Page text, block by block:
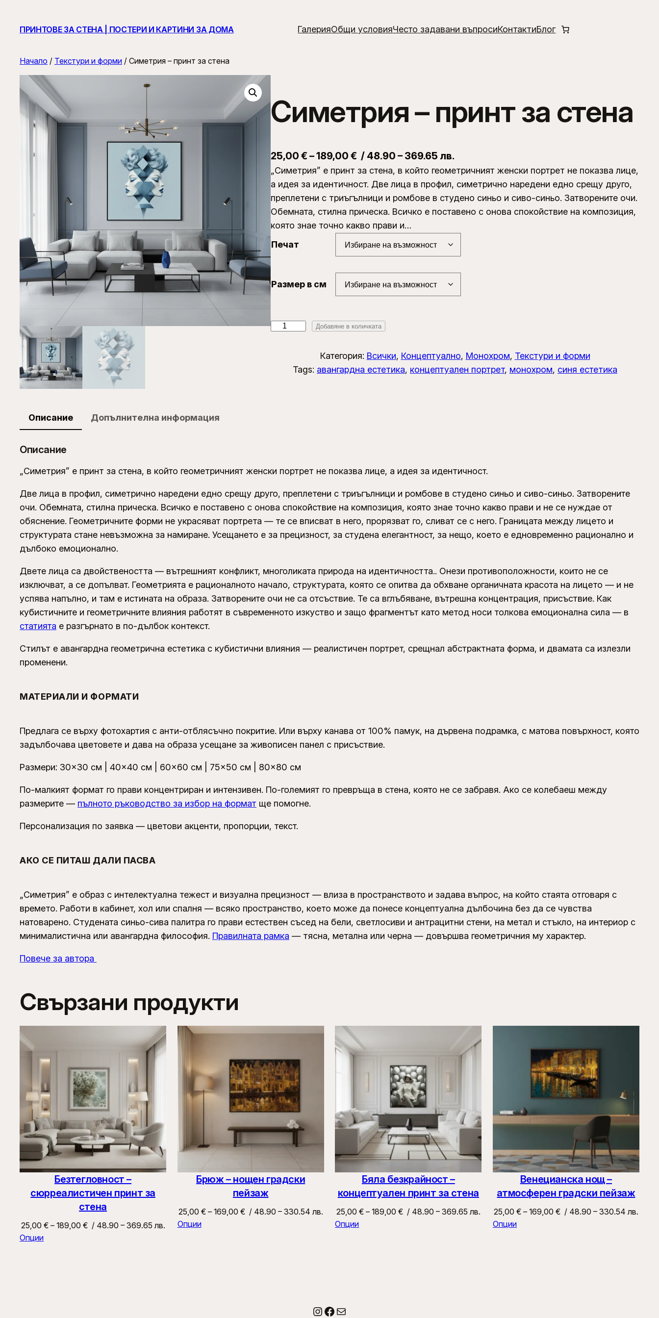
ПРИНТОВЕ ЗА СТЕНА | ПОСТЕРИ И КАРТИНИ ЗА ДОМА ГалерияОбщи условияЧесто задавани въпросиКонтактиБлог
Начало / Текстури и форми / Симетрия – принт за стена
Симетрия – принт за стена
25,00 € –189,00 € P
r
i
c
e
r
a
g
e
2
,
0
r
u
g
h
,
0
/ 48.90 – 369.65 лв.
„Симетрия” е принт за стена, в който геометричният женски портрет не показва лице,
а идея за идентичност. Две лица в профил, симетрично наредени едно срещу друго,
преплетени с триъгълници и ромбове в студено синьо и сиво-синьо. Затворените очи.
Обемната, стилна прическа. Всичко е поставено с онова спокойствие на композиция,
която знае точно какво прави и…
Печат
Размер в см
к
С
и
м
е
и
я
–
п
а
Добавяне в количката
Категория: Всички, Концептуално, Монохром, Текстури и форми
Tags: авангардна естетика, концептуален портрет, монохром, синя естетика
Описание Допълнителна информация
Описание
„Симетрия” е принт за стена, в който геометричният женски портрет не показва лице, а идея за идентичност.
Две лица в профил, симетрично наредени едно срещу друго, преплетени с триъгълници и ромбове в студено синьо и сиво-синьо. Затворените
очи. Обемната, стилна прическа. Всичко е поставено с онова спокойствие на композиция, която знае точно какво прави и не се нуждае от
обяснение. Геометричните форми не украсяват портрета — те се вписват в него, прорязват го, сливат се с него. Границата между лицето и
структурата стане невъзможна за намиране. Усещането е за прецизност, за студена елегантност, за нещо, което е едновременно рационално и
дълбоко емоционално.
Двете лица са двойствеността — вътрешният конфликт, многоликата природа на идентичността.. Онези противоположности, които не се
изключват, а се допълват. Геометрията е рационалното начало, структурата, която се опитва да обхване органичната красота на лицето — и не
успява напълно, и там е истината на образа. Затворените очи не са отсъствие. Те са вглъбяване, вътрешна концентрация, присъствие. Как
кубистичните и геометричните влияния работят в съвременното изкуство и защо фрагментът като метод носи толкова емоционална сила — в
статията е разгърнато в по-дълбок контекст.
Стилът е авангардна геометрична естетика с кубистични влияния — реалистичен портрет, срещнал абстрактната форма, и двамата са излезли
променени.
МАТЕРИАЛИ И ФОРМАТИ
Предлага се върху фотохартия с анти-отблясъчно покритие. Или върху канава от 100% памук, на дървена подрамка, с матова повърхност, която
задълбочава цветовете и дава на образа усещане за живописен панел с присъствие.
Размери: 30×30 см | 40×40 см | 60×60 см | 75×50 см | 80×80 см
По-малкият формат го прави концентриран и интензивен. По-големият го превръща в стена, която не се забравя. Ако се колебаеш между
размерите — пълното ръководство за избор на формат ще помогне.
Персонализация по заявка — цветови акценти, пропорции, текст.
АКО СЕ ПИТАШ ДАЛИ ПАСВА
„Симетрия” е образ с интелектуална тежест и визуална прецизност — влиза в пространството и задава въпрос, на който стаята отговаря с
времето. Работи в кабинет, хол или спалня — всяко пространство, което може да понесе концептуална дълбочина без да се чувства
натоварено. Студената синьо-сива палитра го прави естествен съсед на бели, светлосиви и антрацитни стени, на метал и стъкло, на интериор с
минималистична или авангардна философия. Правилната рамка — тясна, метална или черна — довършва геометричния му характер.
Повече за автора
Свързани продукти
Безтегловност –
сюрреалистичен принт за
стена
25,00 € – 189,00 €Price
/ 48.90 – 369.65 лв.
Опции
Брюж – нощен градски
пейзаж
25,00 € – 169,00 €Price
/ 48.90 – 330.54 лв.
Опции
Бяла безкрайност –
концептуален принт за стена
25,00 € – 189,00 €Price
/ 48.90 – 369.65 лв.
Опции
Венецианска нощ –
атмосферен градски пейзаж
25,00 € – 169,00 €Price
/ 48.90 – 330.54 лв.
Опции
Instagram
Facebook
Имейл